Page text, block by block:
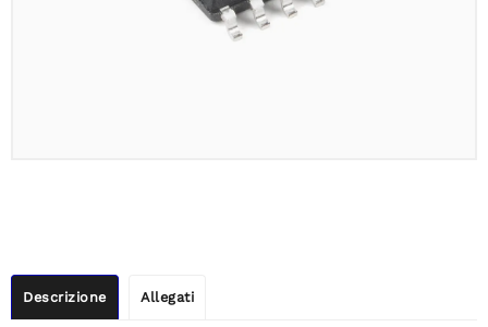
Descrizione Allegati